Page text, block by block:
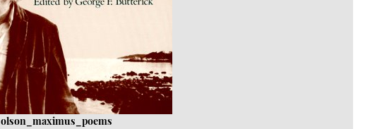
olson_maximus_poems